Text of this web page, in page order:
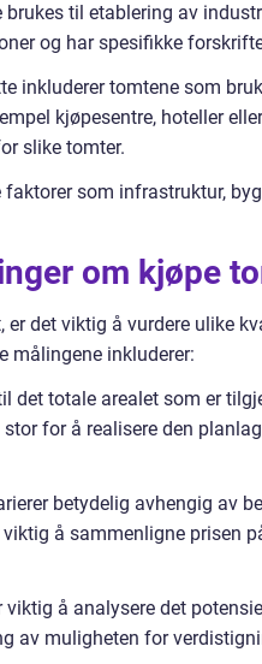
til etablering av
og har spesifikke
inkluderer tomtene som
kjøpesentre, hoteller
slike tomter.
faktorer som infrastruktur,
om kjøpe
er det viktig å vurdere ulike
målingene inkluderer:
det totale arealet som er
for å realisere den
betydelig avhengig av
å sammenligne prisen
å analysere det
av muligheten for